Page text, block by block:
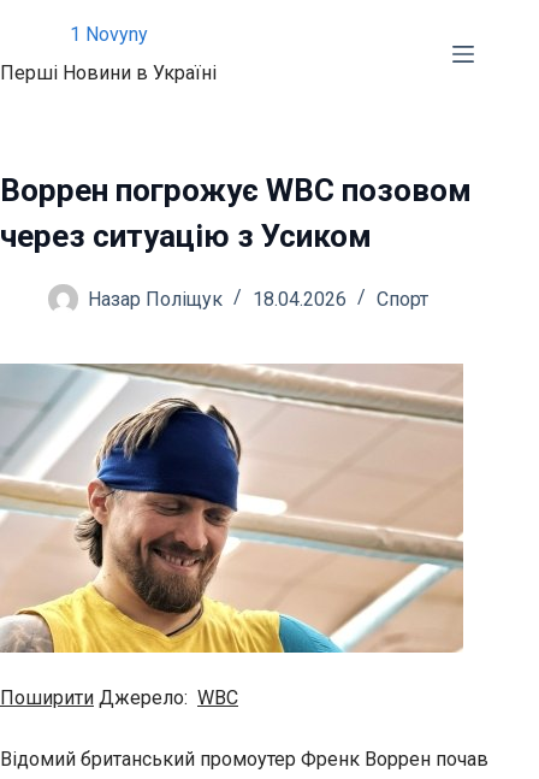
вмісту
1 Novyny
Перші Новини в Україні
Воррен погрожує WBC позовом
через ситуацію з Усиком
Назар Поліщук 18.04.2026 Спорт
Поширити Джерело: WBC
Відомий британський промоутер Френк Воррен почав